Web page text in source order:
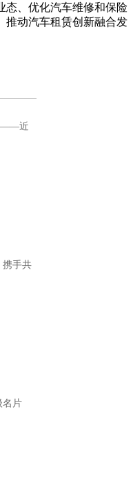
态、优化汽车维修和保险
推动汽车租赁创新融合发